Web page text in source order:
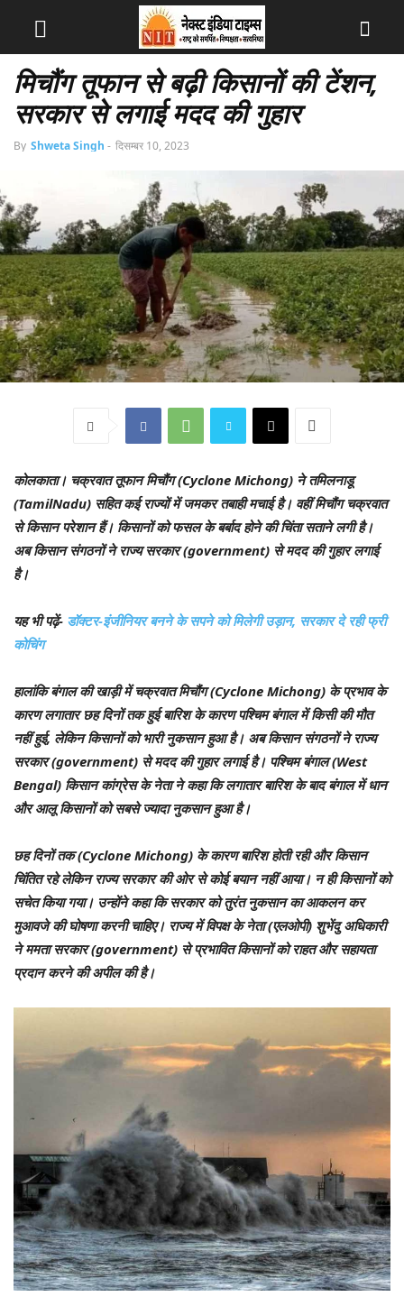
मिचौंग तूफान से बढ़ी किसानों की टेंशन,
सरकार से लगाई मदद की गुहार
By Shweta Singh - दिसम्बर 10, 2023
कोलकाता। चक्रवात तूफान मिचौंग (Cyclone Michong) ने तमिलनाडू
(TamilNadu) सहित कई राज्यों में जमकर तबाही मचाई है। वहीं मिचौंग चक्रवात
से किसान परेशान हैं। किसानों को फसल के बर्बाद होने की चिंता सताने लगी है।
अब किसान संगठनों ने राज्य सरकार (government) से मदद की गुहार लगाई
है।
यह भी पढ़ें- डॉक्टर-इंजीनियर बनने के सपने को मिलेगी उड़ान, सरकार दे रही फ्री
कोचिंग
हालांकि बंगाल की खाड़ी में चक्रवात मिचौंग (Cyclone Michong) के प्रभाव के
कारण लगातार छह दिनों तक हुई बारिश के कारण पश्चिम बंगाल में किसी की मौत
नहीं हुई, लेकिन किसानों को भारी नुकसान हुआ है। अब किसान संगठनों ने राज्य
सरकार (government) से मदद की गुहार लगाई है। पश्चिम बंगाल (West
Bengal) किसान कांग्रेस के नेता ने कहा कि लगातार बारिश के बाद बंगाल में धान
और आलू किसानों को सबसे ज्यादा नुकसान हुआ है।
छह दिनों तक (Cyclone Michong) के कारण बारिश होती रही और किसान
चिंतित रहे लेकिन राज्य सरकार की ओर से कोई बयान नहीं आया। न ही किसानों को
सचेत किया गया। उन्होंने कहा कि सरकार को तुरंत नुकसान का आकलन कर
मुआवजे की घोषणा करनी चाहिए। राज्य में विपक्ष के नेता (एलओपी) शुभेंदु अधिकारी
ने ममता सरकार (government) से प्रभावित किसानों को राहत और सहायता
प्रदान करने की अपील की है।